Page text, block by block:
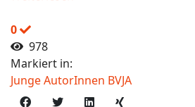
0
978
Markiert in:
Junge AutorInnen BVJA